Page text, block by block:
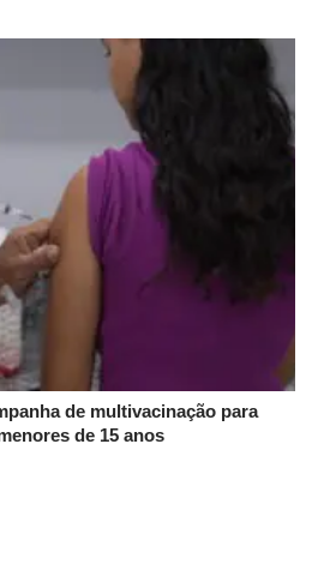
de multivacinação para
de 15 anos